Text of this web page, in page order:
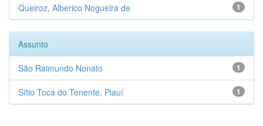
1
Queiroz, Alberico Nogueira de
Assunto
1
São Raimundo Nonato
1
Sítio Toca do Tenente, Piauí